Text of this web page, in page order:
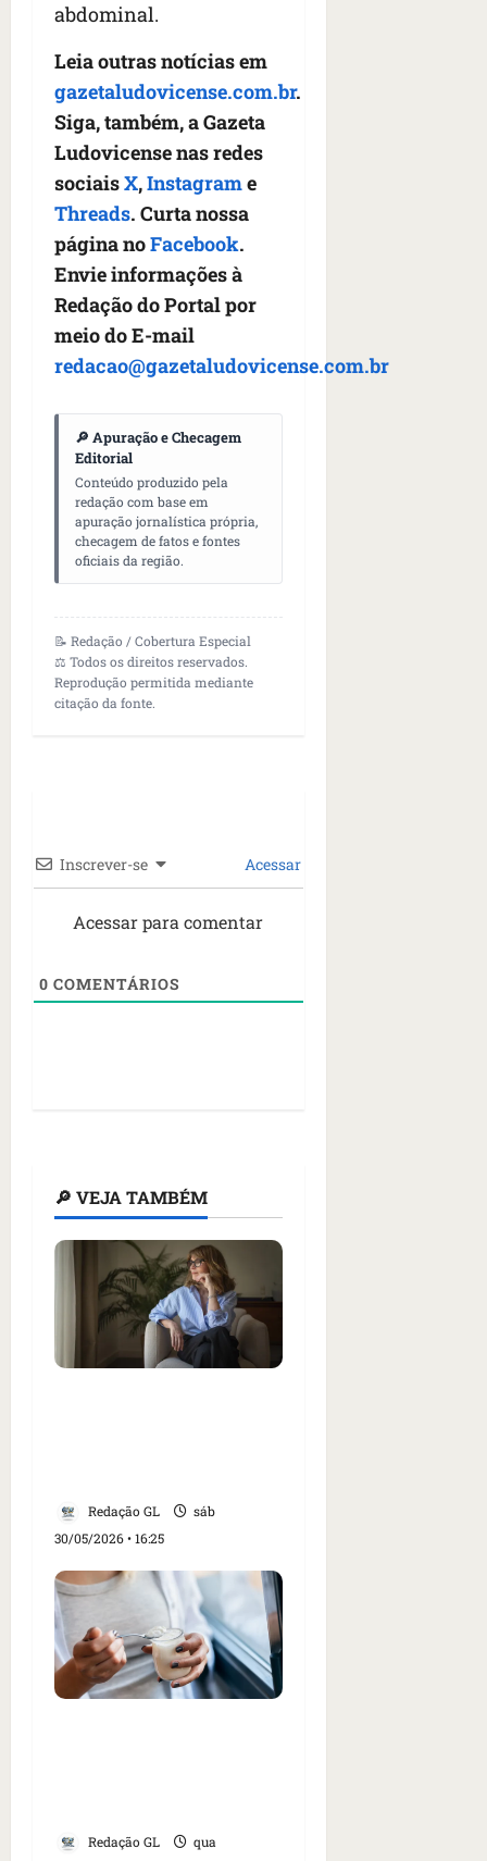
abdominal.
Leia outras notícias em
gazetaludovicense.com.br.
Siga, também, a Gazeta
Ludovicense nas redes
sociaisX,Instagrame
Threads. Curta nossa
página noFacebook.
Envie informações à
Redação do Portal por
meio do E-mail
redacao@gazetaludovicense.com.br
🔎 Apuração e Checagem
Editorial
Conteúdo produzido pela
redação com base em
apuração jornalística própria,
checagem de fatos e fontes
oficiais da região.
📝 Redação / Cobertura Especial
⚖️ Todos os direitos reservados.
Reprodução permitida mediante
citação da fonte.
Inscrever-se Acessar
Acessar para comentar
0 COMENTÁRIOS
🔎 VEJA TAMBÉM
Redação GL
sáb
30/05/2026 • 16:25
Redação GL
qua